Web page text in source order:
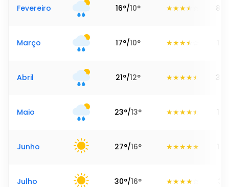
Fevereiro 16°/10° 80
Março 17°/10° 111
Abril 21°/12° 39
Maio 23°/13° 19
Junho 27°/16° 12
Julho 30°/16°